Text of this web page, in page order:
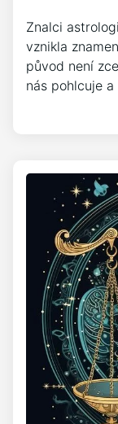
Znalci
vznikla
původ není
nás pohlcuje